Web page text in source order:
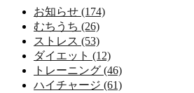
お知らせ (174)
むちうち (26)
ストレス (53)
ダイエット (12)
トレーニング (46)
ハイチャージ (61)